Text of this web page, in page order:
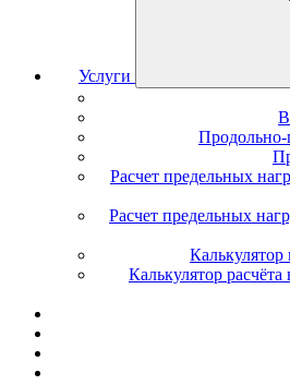
Услуги
Продольно-
Расчет предельных
Расчет предельных
Калькулятор